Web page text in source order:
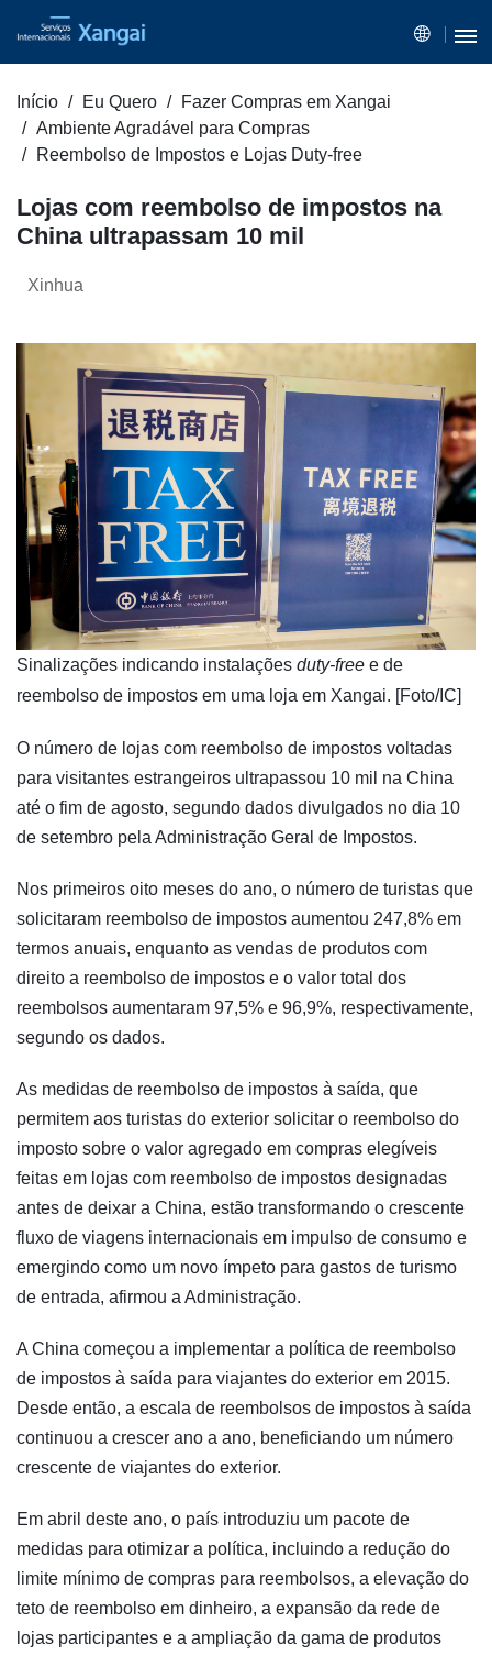
Início Eu Quero
Fazer Compras em Xangai
Ambiente Agradável para Compras
Reembolso de Impostos e Lojas Duty-free
Lojas com reembolso de impostos na
China ultrapassam 10 mil
Xinhua
​Sinalizações indicando instalações duty-free e de
reembolso de impostos em uma loja em Xangai. [Foto/IC]
O número de lojas com reembolso de impostos voltadas
para visitantes estrangeiros ultrapassou 10 mil na China
até o fim de agosto, segundo dados divulgados no dia 10
de setembro pela Administração Geral de Impostos.
Nos primeiros oito meses do ano, o número de turistas que
solicitaram reembolso de impostos aumentou 247,8% em
termos anuais, enquanto as vendas de produtos com
direito a reembolso de impostos e o valor total dos
reembolsos aumentaram 97,5% e 96,9%, respectivamente,
segundo os dados.
As medidas de reembolso de impostos à saída, que
permitem aos turistas do exterior solicitar o reembolso do
imposto sobre o valor agregado em compras elegíveis
feitas em lojas com reembolso de impostos designadas
antes de deixar a China, estão transformando o crescente
fluxo de viagens internacionais em impulso de consumo e
emergindo como um novo ímpeto para gastos de turismo
de entrada, afirmou a Administração.
A China começou a implementar a política de reembolso
de impostos à saída para viajantes do exterior em 2015.
Desde então, a escala de reembolsos de impostos à saída
continuou a crescer ano a ano, beneficiando um número
crescente de viajantes do exterior.
Em abril deste ano, o país introduziu um pacote de
medidas para otimizar a política, incluindo a redução do
limite mínimo de compras para reembolsos, a elevação do
teto de reembolso em dinheiro, a expansão da rede de
lojas participantes e a ampliação da gama de produtos